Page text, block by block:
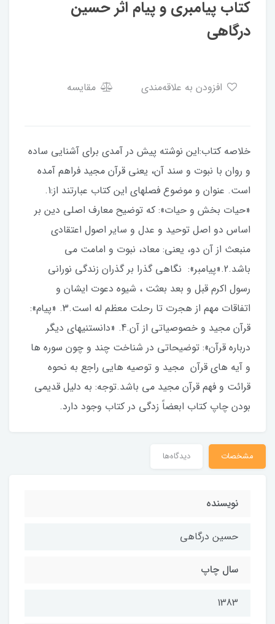
کتاب پیامبری و پیام اثر حسین
درگاهی
مقایسه
خلاصه کتاب:این نوشته پیش در آمدی برای آشنایی ساده
و روان با نبوت و سند آن، یعنی قرآن مجید فراهم آمده
است. عنوان و موضوع فصلهای این کتاب عبارتند از:1.
«حیات بخش و حیات»: که توضیح معارف اصلی دین بر
اساس دو اصل توحید و عدل و سایر اصول اعتقادی
منبعث از آن دو، یعنی: معاد، نبوت و امامت می
باشد.2.«پیامبر»: نگاهی گذرا بر گذران زندگی نورانی
رسول اکرم قبل و بعد بعثت ، شیوه دعوت ایشان و
اتفاقات مهم از هجرت تا رحلت معظم له است.3. «پیام»:
قرآن مجید و خصوصیاتی از آن.4. «دانستنیهای دیگر
درباره قرآن»: توضیحاتی در شناخت چند و چون سوره ها
و آیه های قرآن مجید و توصیه هایی راجع به نحوه
قرائت و فهم قرآن مجید می باشد.توجه: به دلیل قدیمی
بودن چاپ کتاب ابعضاً زدگی در کتاب وجود دارد.
مشخصات دیدگاه‌ها
نویسنده
حسین درگاهی
سال چاپ
1383